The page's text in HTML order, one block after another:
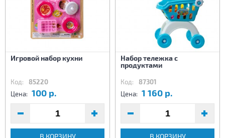
Игровой набор кухни
Код: 85220
Цена: 100 р.
Набор тележка с
продуктами
Код: 87301
Цена: 1 160 р.